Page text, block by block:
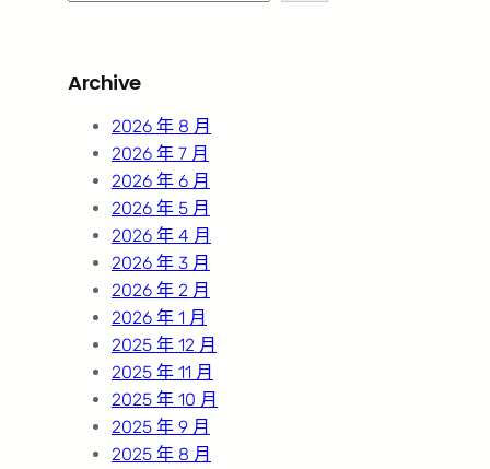
c
Archive
2026 年 8 月
2026 年 7 月
2026 年 6 月
2026 年 5 月
2026 年 4 月
2026 年 3 月
2026 年 2 月
2026 年 1 月
2025 年 12 月
2025 年 11 月
2025 年 10 月
2025 年 9 月
2025 年 8 月